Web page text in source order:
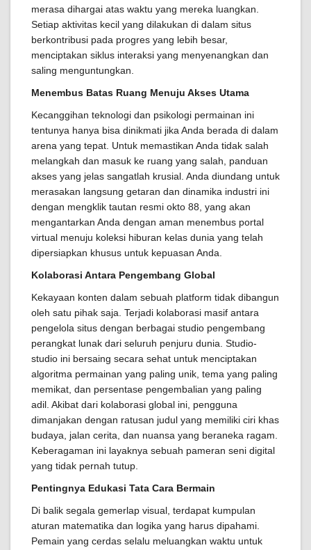
merasa dihargai atas waktu yang mereka luangkan.
Setiap aktivitas kecil yang dilakukan di dalam situs
berkontribusi pada progres yang lebih besar,
menciptakan siklus interaksi yang menyenangkan dan
saling menguntungkan.
Menembus Batas Ruang Menuju Akses Utama
Kecanggihan teknologi dan psikologi permainan ini
tentunya hanya bisa dinikmati jika Anda berada di dalam
arena yang tepat. Untuk memastikan Anda tidak salah
melangkah dan masuk ke ruang yang salah, panduan
akses yang jelas sangatlah krusial. Anda diundang untuk
merasakan langsung getaran dan dinamika industri ini
dengan mengklik tautan resmi okto 88, yang akan
mengantarkan Anda dengan aman menembus portal
virtual menuju koleksi hiburan kelas dunia yang telah
dipersiapkan khusus untuk kepuasan Anda.
Kolaborasi Antara Pengembang Global
Kekayaan konten dalam sebuah platform tidak dibangun
oleh satu pihak saja. Terjadi kolaborasi masif antara
pengelola situs dengan berbagai studio pengembang
perangkat lunak dari seluruh penjuru dunia. Studio-
studio ini bersaing secara sehat untuk menciptakan
algoritma permainan yang paling unik, tema yang paling
memikat, dan persentase pengembalian yang paling
adil. Akibat dari kolaborasi global ini, pengguna
dimanjakan dengan ratusan judul yang memiliki ciri khas
budaya, jalan cerita, dan nuansa yang beraneka ragam.
Keberagaman ini layaknya sebuah pameran seni digital
yang tidak pernah tutup.
Pentingnya Edukasi Tata Cara Bermain
Di balik segala gemerlap visual, terdapat kumpulan
aturan matematika dan logika yang harus dipahami.
Pemain yang cerdas selalu meluangkan waktu untuk